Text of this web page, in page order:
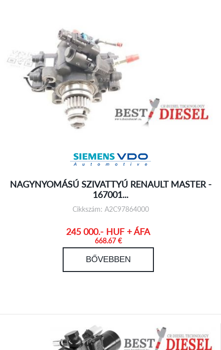
NAGYNYOMÁSÚ SZIVATTYÚ RENAULT MASTER -
167001...
Cikkszám: A2C97864000
245 000.- HUF + ÁFA
668.67 €
BŐVEBBEN